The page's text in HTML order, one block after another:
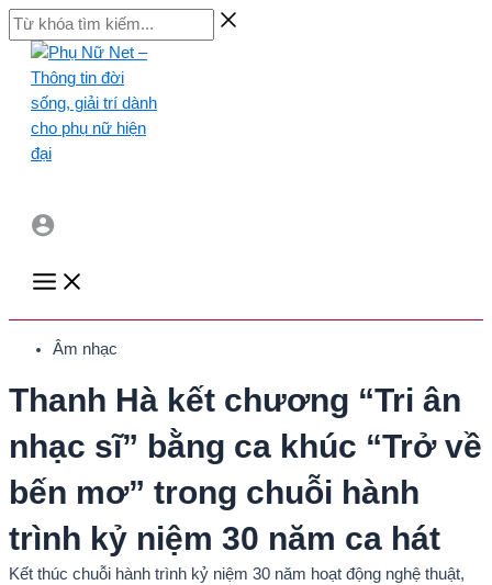
Skip
to
content
Từ
khóa
kiếm...
Main
Menu
Âm nhạc
Thanh Hà kết chương “Tri ân
nhạc sĩ” bằng ca khúc “Trở về
bến mơ” trong chuỗi hành
trình kỷ niệm 30 năm ca hát
Kết thúc chuỗi hành trình kỷ niệm 30 năm hoạt động nghệ thuật,